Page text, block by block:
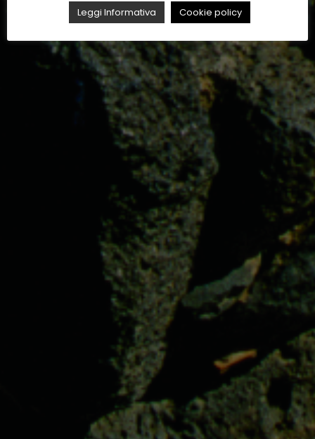
Leggi Informativa Cookie policy